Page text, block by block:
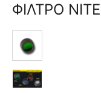
ΦΙΛΤΡΟ